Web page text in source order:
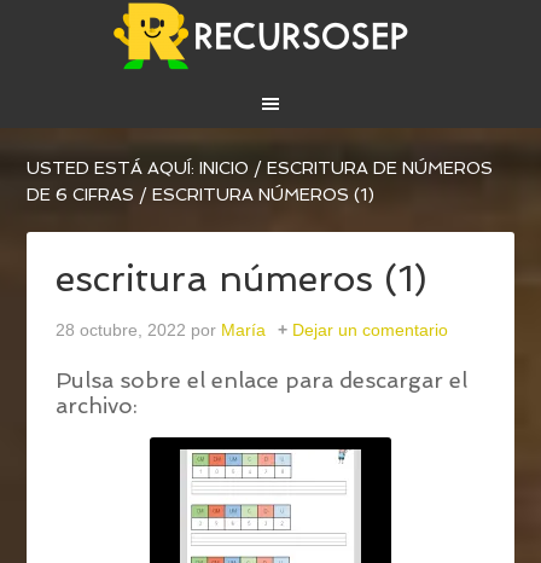
USTED ESTÁ AQUÍ:INICIO / ESCRITURA DE NÚMEROS
DE 6 CIFRAS / ESCRITURA NÚMEROS (1)
escritura números (1)
28 octubre, 2022 por María Dejar un comentario
Pulsa sobre el enlace para descargar el
archivo: